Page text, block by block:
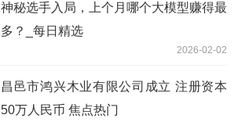
神秘选手入局，上个月哪个大模型赚得最
多？_每日精选
2026-02-02
昌邑市鸿兴木业有限公司成立 注册资本
50万人民币 焦点热门